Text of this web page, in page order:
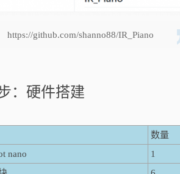
https://github.com/shanno88/IR_Piano
：硬件搭建
数量
nano
1